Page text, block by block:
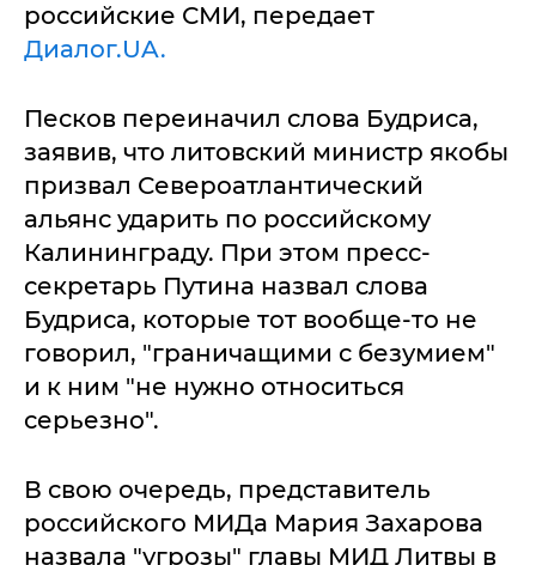
российские СМИ, передает
Диалог.UA.
Песков переиначил слова Будриса,
заявив, что литовский министр якобы
призвал Североатлантический
альянс ударить по российскому
Калининграду. При этом пресс-
секретарь Путина назвал слова
Будриса, которые тот вообще-то не
говорил, "граничащими с безумием"
и к ним "не нужно относиться
серьезно".
В свою очередь, представитель
российского МИДа Мария Захарова
назвала "угрозы" главы МИД Литвы в